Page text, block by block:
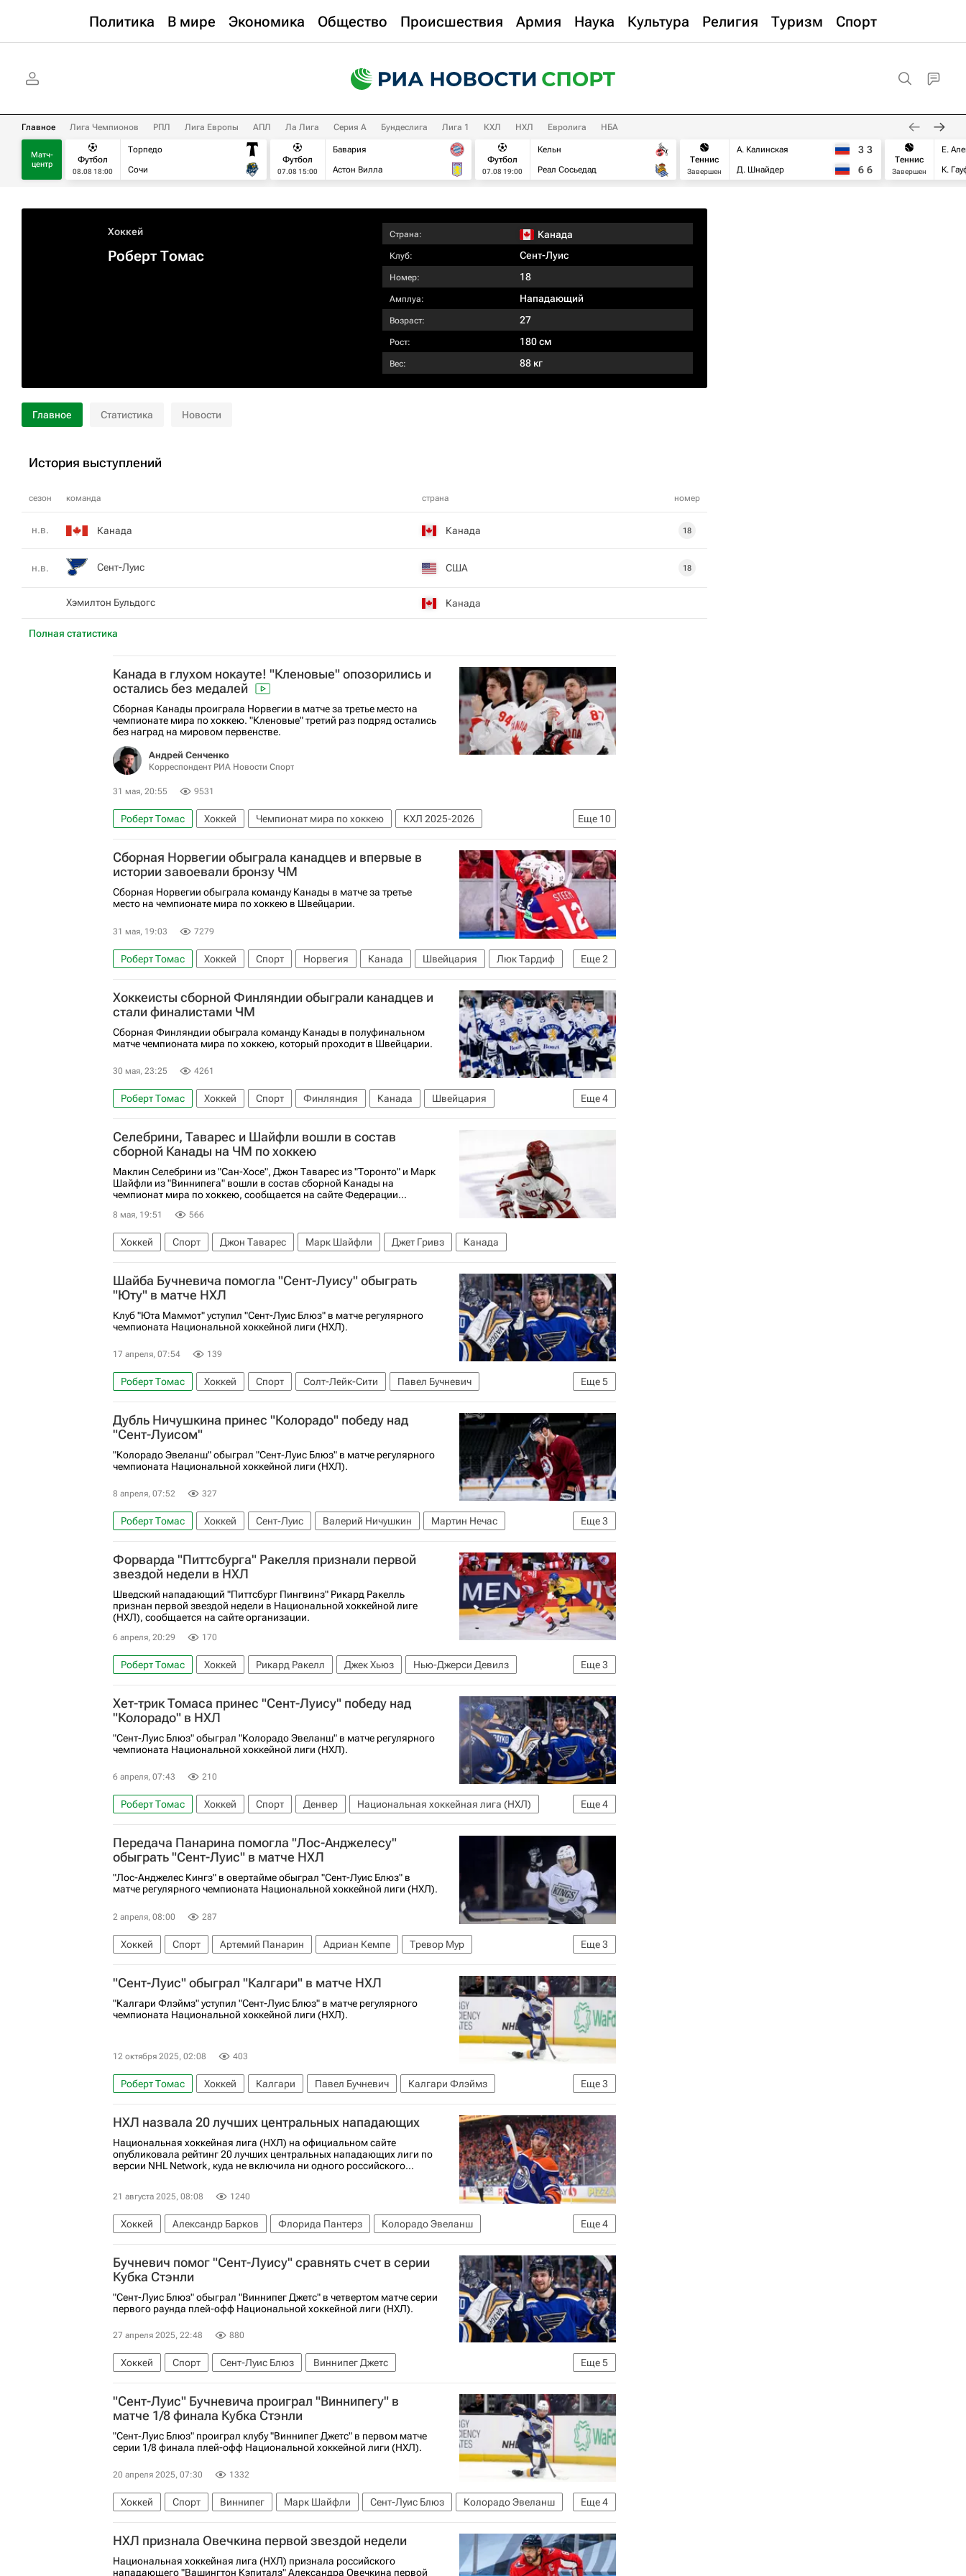
Политика В мире Экономика Общество Происшествия Армия Наука Культура Религия Туризм Спорт
Главное Лига Чемпионов РПЛ Лига Европы АПЛ Ла Лига Серия А Бундеслига Лига 1 КХЛ НХЛ Евролига НБА
Матч-
центр
Футбол
08.08 18:00
Торпедо
Сочи
Футбол
07.08 15:00
Бавария
Астон Вилла
Футбол
07.08 19:00
Кельн
Реал Сосьедад
Теннис
Завершен
А. Калинская
Д. Шнайдер
3 3
6 6
Теннис
Завершен
Е.
К.
Хоккей
Роберт Томас
Страна: Канада
Клуб: Сент-Луис
Номер: 18
Амплуа: Нападающий
Возраст: 27
Рост: 180 см
Вес: 88 кг
Главное Статистика Новости
История выступлений
сезон команда страна номер
Полная статистика
н.в. Канада Канада 18
н.в. Сент-Луис США 18
Хэмилтон Бульдогс Канада
Канада в глухом нокауте! "Кленовые" опозорились и
остались без медалей
Сборная Канады проиграла Норвегии в матче за третье место на
чемпионате мира по хоккею. "Кленовые" третий раз подряд остались
без наград на мировом первенстве.
Андрей Сенченко
Корреспондент РИА Новости Спорт
31 мая, 20:55 9531
Еще 10
Роберт Томас Хоккей Чемпионат мира по хоккею
КХЛ 2025-2026
Салават Юлаев
СКА (Санкт-Петербург) Сидни Кросби Канада
Норвегия
Федерация хоккея России (ФХР)
Патрик Торесен
Петтер Торесен
Материалы РИА Спорт
Авторы РИА Новости Спорт
Сборная Норвегии обыграла канадцев и впервые в
истории завоевали бронзу ЧМ
Сборная Норвегии обыграла команду Канады в матче за третье
место на чемпионате мира по хоккею в Швейцарии.
31 мая, 19:03 7279
Еще2
Роберт Томас Хоккей Спорт Норвегия Канада Швейцария
Люк Тардиф
Международная федерация хоккея (IIHF)
Чемпионат мира по хоккею
Хоккеисты сборной Финляндии обыграли канадцев и
стали финалистами ЧМ
Сборная Финляндии обыграла команду Канады в полуфинальном
матче чемпионата мира по хоккею, который проходит в Швейцарии.
30 мая, 23:25 4261
Еще4
Роберт Томас Хоккей Спорт Финляндия Канада
Швейцария
Александр Барков
Дилан Холлоуэй
Международная федерация хоккея (IIHF)
Чемпионат мира по хоккею
Селебрини, Таварес и Шайфли вошли в состав
сборной Канады на ЧМ по хоккею
Маклин Селебрини из "Сан-Хосе", Джон Таварес из "Торонто" и Марк
Шайфли из "Виннипега" вошли в состав сборной Канады на
чемпионат мира по хоккею, сообщается на сайте Федерации...
8 мая, 19:51 566
Хоккей Спорт Джон Таварес Марк Шайфли Джет Гривз Канада
Шайба Бучневича помогла "Сент-Луису" обыграть
"Юту" в матче НХЛ
Клуб "Юта Маммот" уступил "Сент-Луис Блюз" в матче регулярного
чемпионата Национальной хоккейной лиги (НХЛ).
17 апреля, 07:54 139
Еще5
Роберт Томас Хоккей Спорт Солт-Лейк-Сити
Павел Бучневич
Кайлер Ямамото
Нэшвилл Сент-Луис Блюз
Юта Маммот
Национальная хоккейная лига (НХЛ)
Дубль Ничушкина принес "Колорадо" победу над
"Сент-Луисом"
"Колорадо Эвеланш" обыграл "Сент-Луис Блюз" в матче регулярного
чемпионата Национальной хоккейной лиги (НХЛ).
8 апреля, 07:52 327
Еще3
Роберт Томас Хоккей Сент-Луис Валерий Ничушкин
Мартин Нечас
Колорадо Эвеланш
Сент-Луис Блюз Национальная хоккейная лига (НХЛ)
Форварда "Питтсбурга" Ракелля признали первой
звездой недели в НХЛ
Шведский нападающий "Питтсбург Пингвинз" Рикард Ракелль
признан первой звездой недели в Национальной хоккейной лиге
(НХЛ), сообщается на сайте организации.
6 апреля, 20:29 170
Еще3
Роберт Томас Хоккей Рикард Ракелл Джек Хьюз
Нью-Джерси Девилз
Питтсбург Пингвинз
Сент-Луис Блюз Национальная хоккейная лига (НХЛ)
Хет-трик Томаса принес "Сент-Луису" победу над
"Колорадо" в НХЛ
"Сент-Луис Блюз" обыграл "Колорадо Эвеланш" в матче регулярного
чемпионата Национальной хоккейной лиги (НХЛ).
6 апреля, 07:43 210
Еще4
Роберт Томас Хоккей Спорт Денвер
Национальная хоккейная лига (НХЛ)
Сент-Луис Блюз
Паркер Келли Брент Бернс Колорадо Эвеланш
Передача Панарина помогла "Лос-Анджелесу"
обыграть "Сент-Луис" в матче НХЛ
"Лос-Анджелес Кингз" в овертайме обыграл "Сент-Луис Блюз" в
матче регулярного чемпионата Национальной хоккейной лиги (НХЛ).
2 апреля, 08:00 287
Еще3
Хоккей Спорт Артемий Панарин Адриан Кемпе
Тревор Мур
Лос-Анджелес Кингз
Сент-Луис Блюз Национальная хоккейная лига (НХЛ)
"Сент-Луис" обыграл "Калгари" в матче НХЛ
"Калгари Флэймз" уступил "Сент-Луис Блюз" в матче регулярного
чемпионата Национальной хоккейной лиги (НХЛ).
12 октября 2025, 02:08 403
Еще3
Роберт Томас Хоккей Калгари Павел Бучневич
Калгари Флэймз
Вегас Голден Найтс
Национальная хоккейная лига (НХЛ) Сент-Луис Блюз
НХЛ назвала 20 лучших центральных нападающих
Национальная хоккейная лига (НХЛ) на официальном сайте
опубликовала рейтинг 20 лучших центральных нападающих лиги по
версии NHL Network, куда не включила ни одного российского...
21 августа 2025, 08:08 1240
Еще4
Хоккей Александр Барков Флорида Пантерз
Колорадо Эвеланш
Национальная хоккейная лига (НХЛ)
Эдмонтон Ойлерз
Леон Драйзайтль
Коннор Макдэвид
Бучневич помог "Сент-Луису" сравнять счет в серии
Кубка Стэнли
"Сент-Луис Блюз" обыграл "Виннипег Джетс" в четвертом матче серии
первого раунда плей-офф Национальной хоккейной лиги (НХЛ).
27 апреля 2025, 22:48 880
Еще5
Хоккей Спорт Сент-Луис Блюз
Виннипег Джетс
Национальная хоккейная лига (НХЛ)
Кубок Стэнли Павел Бучневич
Брэйден Шенн
Джастин Фолк
"Сент-Луис" Бучневича проиграл "Виннипегу" в
матче 1/8 финала Кубка Стэнли
"Сент-Луис Блюз" проиграл клубу "Виннипег Джетс" в первом матче
серии 1/8 финала плей-офф Национальной хоккейной лиги (НХЛ).
20 апреля 2025, 07:30 1332
Еще4
Хоккей Спорт Виннипег Марк Шайфли Сент-Луис Блюз
Колорадо Эвеланш
Виннипег Джетс
Кайл Коннор Алекс Иафалло Национальная хоккейная лига (НХЛ)
НХЛ признала Овечкина первой звездой недели
Национальная хоккейная лига (НХЛ) признала российского
нападающего "Вашингтон Кэпиталз" Александра Овечкина первой